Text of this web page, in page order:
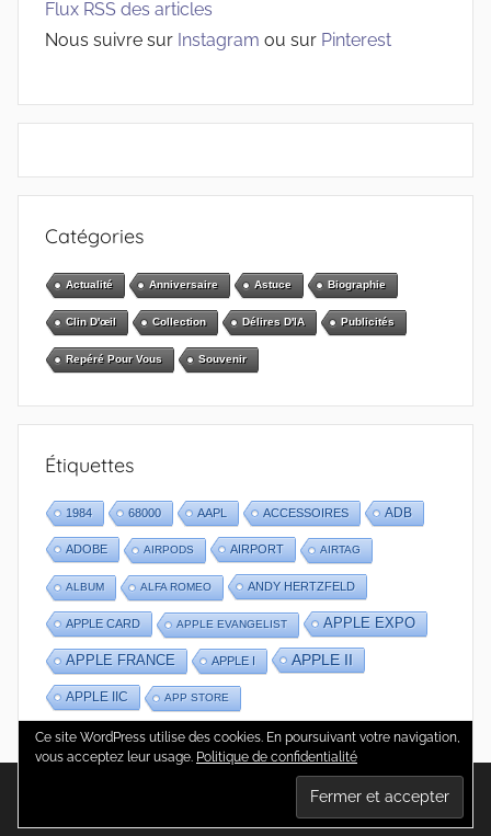
Flux RSS des articles
Nous suivre sur Instagram ou sur Pinterest
Catégories
Actualité Anniversaire Astuce Biographie
Clin D'œil Collection Délires D'IA Publicités
Repéré Pour Vous Souvenir
Étiquettes
1984 68000 AAPL ACCESSOIRES ADB
ADOBE AIRPODS AIRPORT AIRTAG
ALBUM ALFA ROMEO ANDY HERTZFELD
APPLE CARD APPLE EVANGELIST APPLE EXPO
APPLE FRANCE APPLE I APPLE II
APPLE IIC APP STORE
WordPress Theme: Donovan by ThemeZee.
Ce site WordPress utilise des cookies. En poursuivant votre navigation,
vous acceptez leur usage. Politique de confidentialité